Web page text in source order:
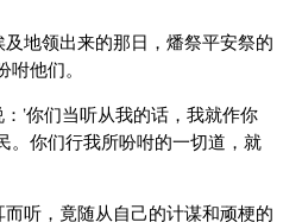
地领出来的那日，燔祭平安祭的
他们。
‘你们当听从我的话，我就作你
。你们行我所吩咐的一切道，就
听，竟随从自己的计谋和顽梗的